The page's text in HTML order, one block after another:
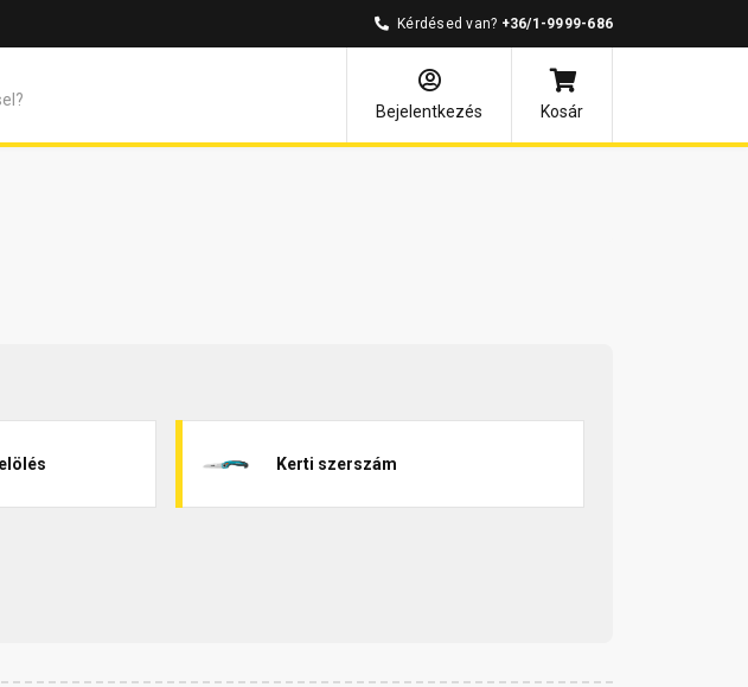
Kérdésed van? +36/1-9999-686
Bejelentkezés
Kosár
Kerti szerszám